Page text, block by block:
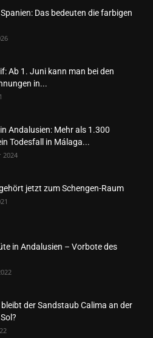
Das bedeuten die farbigen
Ab 1. Juni kann man bei den
in...
Andalusien: Mehr als 1.300
Todesfall in Málaga...
2024
jetzt zum Schengen-Raum
in Andalusien – Vorbote des
bleibt der Sandstaub Calima an der